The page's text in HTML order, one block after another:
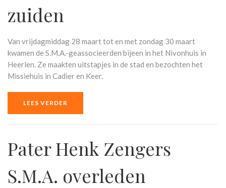
zuiden
Van vrijdagmiddag 28 maart tot en met zondag 30 maart
kwamen de S.M.A.-geassocieerden bijeen in het Nivonhuis in
Heerlen. Ze maakten uitstapjes in de stad en bezochten het
Missiehuis in Cadier en Keer.
LEES VERDER
Pater Henk Zengers
S.M.A. overleden